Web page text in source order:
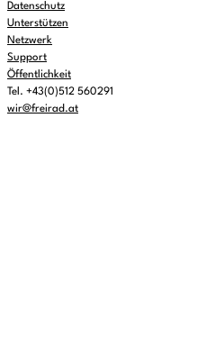
Datenschutz
Unterstützen
Netzwerk
Support
Öffentlichkeit
Tel. +43(0)512 560291
wir@freirad.at